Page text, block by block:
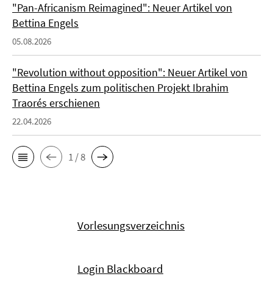
"Pan-Africanism Reimagined": Neuer Artikel von
Bettina Engels
05.08.2026
"Revolution without opposition": Neuer Artikel von
Bettina Engels zum politischen Projekt Ibrahim
Traorés erschienen
22.04.2026
1 / 8
Vorlesungsverzeichnis
Login Blackboard